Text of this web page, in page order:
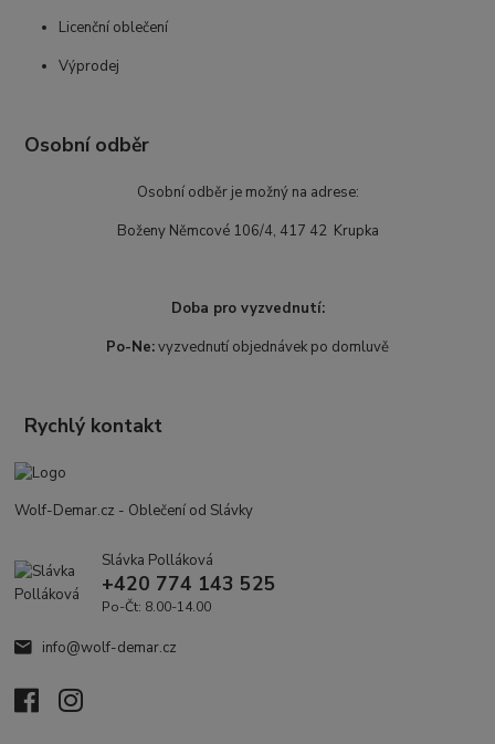
Licenční oblečení
Výprodej
Osobní odběr
Osobní odběr je možný na adrese:
Boženy Němcové 106/4, 417 42 Krupka
Doba pro vyzvednutí:
Po-Ne:vyzvednutí objednávek po domluvě
Rychlý kontakt
Wolf-Demar.cz - Oblečení od Slávky
Slávka Polláková
+420 774 143 525
Po-Čt: 8.00-14.00
info@wolf-demar.cz